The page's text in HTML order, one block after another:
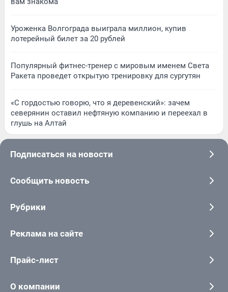
Уроженка Волгограда выиграла миллион, купив
лотерейный билет за 20 рублей
Популярный фитнес-тренер с мировым именем Света
Ракета проведет открытую тренировку для сургутян
«С гордостью говорю, что я деревенский»: зачем
северянин оставил нефтяную компанию и переехал в
глушь на Алтай
Подписаться на новости
Сообщить новость
Рубрики
Реклама на сайте
Прайс-лист
О компании